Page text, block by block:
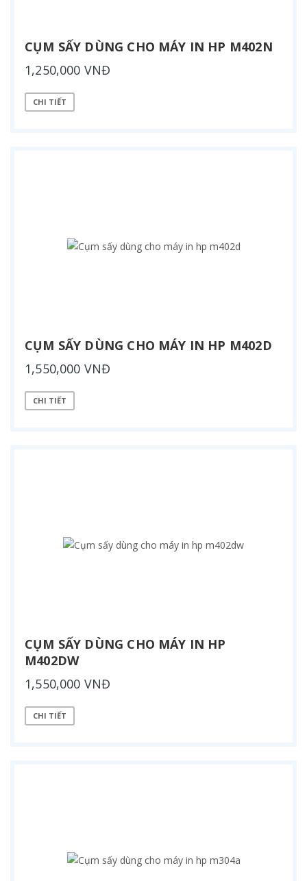
CỤM SẤY DÙNG CHO MÁY IN HP M402N
1,250,000 VNĐ
CHI TIẾT
CỤM SẤY DÙNG CHO MÁY IN HP M402D
1,550,000 VNĐ
CHI TIẾT
CỤM SẤY DÙNG CHO MÁY IN HP
M402DW
1,550,000 VNĐ
CHI TIẾT